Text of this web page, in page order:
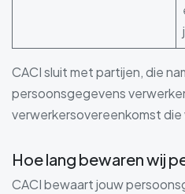
CACI sluit met partijen, die
persoonsgegevens
verwerkersovereenkomst die
Hoe lang bewaren wij
CACI bewaart jouw